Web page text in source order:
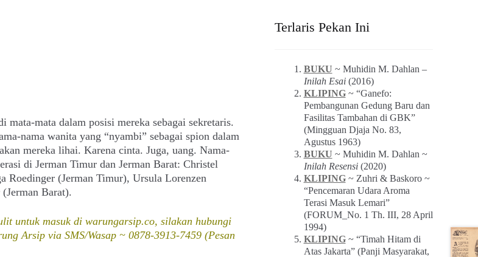
mata-mata dalam posisi mereka sebagai sekretaris.
nama wanita yang “nyambi” sebagai spion dalam
mereka lihai. Karena cinta. Juga, uang. Nama-
di Jerman Timur dan Jerman Barat: Christel
Roedinger (Jerman Timur), Ursula Lorenzen
Barat).
untuk masuk di warungarsip.co, silakan hubungi
Arsip via SMS/Wasap ~ 0878-3913-7459 (Pesan
Terlaris Pekan Ini
BUKU ~ Muhidin M. Dahlan –
Inilah Esai(2016)
KLIPING~ “Ganefo:
Pembangunan Gedung Baru dan
Fasilitas Tambahan di GBK”
(Mingguan Djaja No. 83,
Agustus 1963)
BUKU ~ Muhidin M. Dahlan ~
Inilah Resensi(2020)
KLIPING~ Zuhri & Baskoro ~
“Pencemaran Udara Aroma
Terasi Masuk Lemari”
(FORUM_No. 1 Th. III, 28 April
1994)
KLIPING~ “Timah Hitam di
Atas Jakarta” (Panji Masyarakat,